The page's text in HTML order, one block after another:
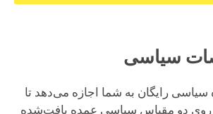
سیاسی
رایگان به شما اجازه می‌دهد تا
روی دو مقیاس سیاسی عمده یافت‌شده